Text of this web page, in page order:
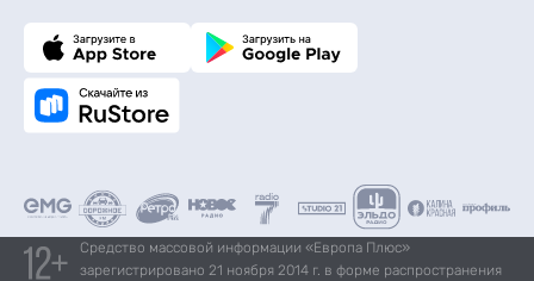
Средство массовой информации «Европа Плюс»
зарегистрировано 21 ноября 2014 г. в форме распространения